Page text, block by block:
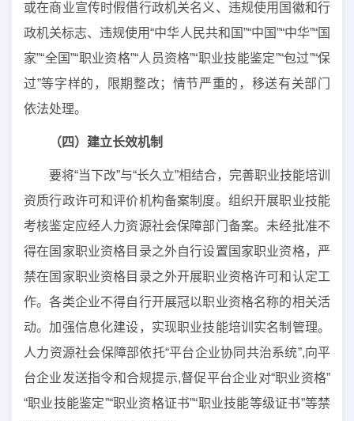
或在商业宣传时假借行政机关名义、违规使用国徽和行
政机关标志、违规使用“中华人民共和国”“中国”“中华”“国
家”“全国”“职业资格”“人员资格”“职业技能鉴定”“包过”“保
过”等字样的，限期整改；情节严重的，移送有关部门
依法处理。
（四）建立长效机制
要将“当下改”与“长久立”相结合，完善职业技能培训
资质行政许可和评价机构备案制度。组织开展职业技能
考核鉴定应经人力资源社会保障部门备案。未经批准不
得在国家职业资格目录之外自行设置国家职业资格，严
禁在国家职业资格目录之外开展职业资格许可和认定工
作。各类企业不得自行开展冠以职业资格名称的相关活
动。加强信息化建设，实现职业技能培训实名制管理。
人力资源社会保障部依托“平台企业协同共治系统”,向平
台企业发送指令和合规提示,督促平台企业对“职业资格”
“职业技能鉴定”“职业资格证书”“职业技能等级证书”等禁